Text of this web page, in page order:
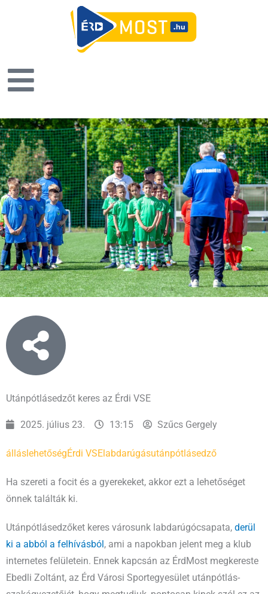
Utánpótlásedzőt keres az Érdi VSE
2025. július 23. 13:15 Szűcs Gergely
álláslehetőségÉrdi VSE labdarúgásutánpótlásedző
Ha szereti a focit és a gyerekeket, akkor ezt a lehetőséget
önnek találták ki.
Utánpótlásedzőket keres városunk labdarúgócsapata, derül
ki a abból a felhívásból , ami a napokban jelent meg a klub
internetes felületein. Ennek kapcsán az ÉrdMost megkereste
Ebedli Zoltánt, az Érd Városi Sportegyesület utánpótlás-